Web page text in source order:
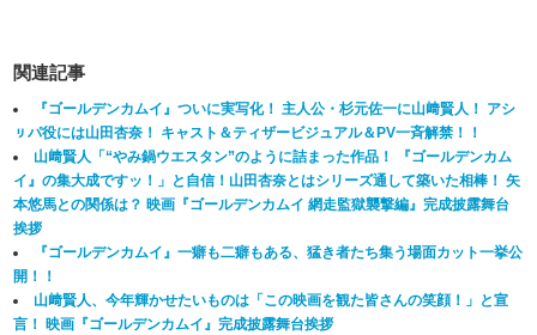
関連記事
『ゴールデンカムイ』ついに実写化！ 主人公・杉元佐一に山﨑賢人！ アシ
ㇼパ役には山田杏奈！ キャスト＆ティザービジュアル＆PV一斉解禁！！
山﨑賢人「“やみ鍋ウエスタン”のように詰まった作品！ 『ゴールデンカム
イ』の集大成ですッ！」と自信！山田杏奈とはシリーズ通して築いた相棒！ 矢
本悠馬との関係は？ 映画『ゴールデンカムイ 網走監獄襲撃編』完成披露舞台
挨拶
『ゴールデンカムイ』一癖も二癖もある、猛き者たち集う場面カット一挙公
開！！
山﨑賢人、今年輝かせたいものは「この映画を観た皆さんの笑顔！」と宣
言！ 映画『ゴールデンカムイ』完成披露舞台挨拶